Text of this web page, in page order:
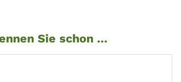
Sie schon ...